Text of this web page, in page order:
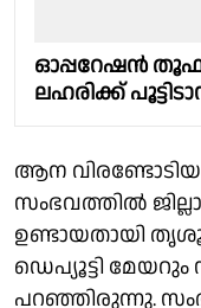
ഓപ്പറേഷൻ
ലഹരിക്ക്
ആന
സംഭവത്തിൽ
ഉണ്ടായതായി
ഡെപ്യൂട്ടി
പറഞ്ഞിരുന്നു.